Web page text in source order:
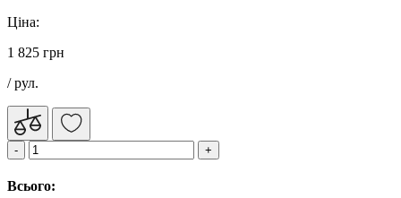
Ціна:
1 825 грн
/ рул.
Всього: